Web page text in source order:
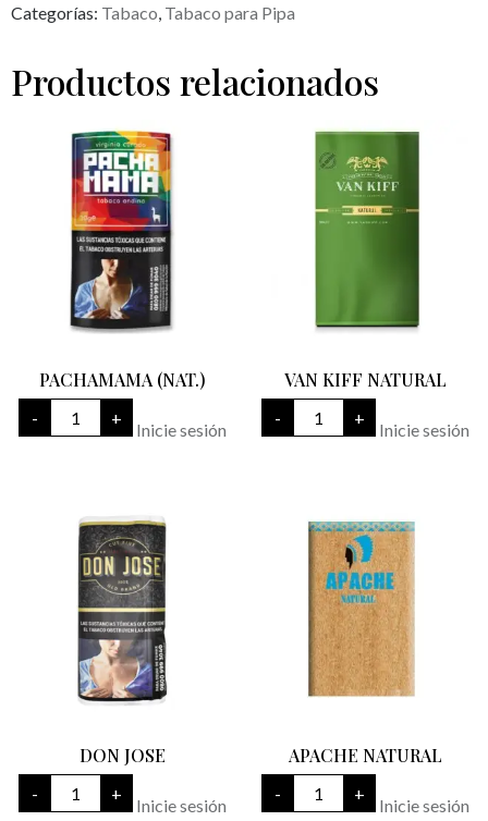
Categorías: Tabaco Tabaco para Pipa
Productos relacionados
PACHAMAMA (NAT.)
-
PACHAMAMA
(NAT.)
cantidad
+
Inicie sesión
VAN KIFF NATURAL
-
VAN
KIFF
NATURAL
+
Inicie sesión
DON JOSE
-
DON
JOSE
cantidad
+
Inicie sesión
APACHE NATURAL
-
APACHE
NATURAL
cantidad
+
Inicie sesión